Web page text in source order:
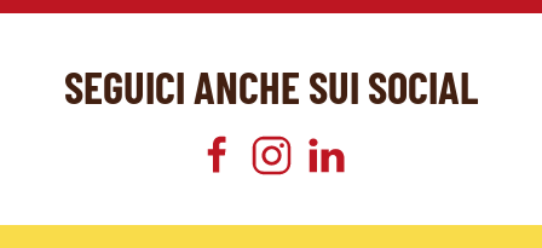
SEGUICI ANCHE SUI SOCIAL